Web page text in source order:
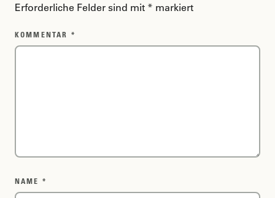
Erforderliche Felder sind mit * markiert
KOMMENTAR *
NAME *